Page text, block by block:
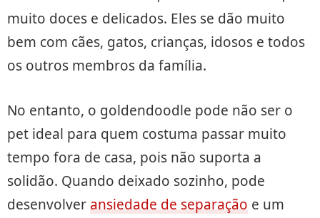
muito doces e delicados. Eles se dão muito
bem com cães, gatos, crianças, idosos e todos
os outros membros da família.
No entanto, o goldendoodle pode não ser o
pet ideal para quem costuma passar muito
tempo fora de casa, pois não suporta a
solidão. Quando deixado sozinho, pode
desenvolver ansiedade de separação e um